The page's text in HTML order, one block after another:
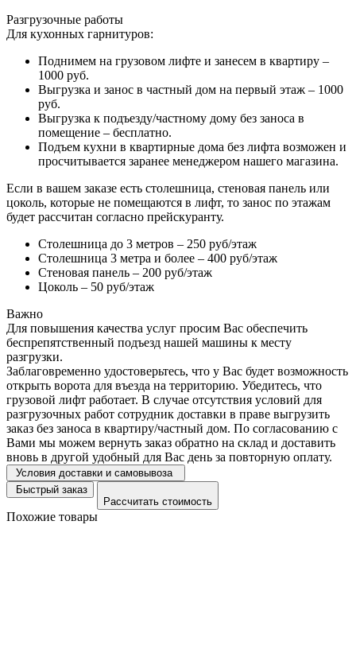
Разгрузочные работы
Для кухонных гарнитуров:
Поднимем на грузовом лифте и занесем в квартиру –
1000 руб.
Выгрузка и занос в частный дом на первый этаж – 1000
руб.
Выгрузка к подъезду/частному дому без заноса в
помещение – бесплатно.
Подъем кухни в квартирные дома без лифта возможен и
просчитывается заранее менеджером нашего магазина.
Если в вашем заказе есть столешница, стеновая панель или
цоколь, которые не помещаются в лифт, то занос по этажам
будет рассчитан согласно прейскуранту.
Столешница до 3 метров – 250 руб/этаж
Столешница 3 метра и более – 400 руб/этаж
Стеновая панель – 200 руб/этаж
Цоколь – 50 руб/этаж
Важно
Для повышения качества услуг просим Вас обеспечить
беспрепятственный подъезд нашей машины к месту
разгрузки.
Заблаговременно удостоверьтесь, что у Вас будет возможность
открыть ворота для въезда на территорию. Убедитесь, что
грузовой лифт работает. В случае отсутствия условий для
разгрузочных работ сотрудник доставки в праве выгрузить
заказ без заноса в квартиру/частный дом. По согласованию с
Вами мы можем вернуть заказ обратно на склад и доставить
вновь в другой удобный для Вас день за повторную оплату.
Условия доставки и самовывоза
Быстрый заказ
Рассчитать стоимость
Похожие товары